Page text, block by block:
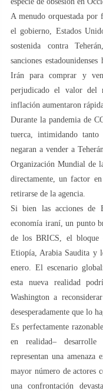
A menudo orquestada por
el gobierno, Estados
sostenida contra
sanciones
Irán para comprar y
perjudicado el valor
inflación aumentaron
Durante la pandemia de
tuerca, intimidando tanto
negaran a vender a
Organización Mundial de
directamente, un factor
retirarse de la agencia.
Si bien las acciones de
economía iraní, un punto
de los BRICS, el bloque
Etiopía, Arabia Saudita y
enero. El escenario
esta nueva realidad
Washington a
desesperadamente que lo
Es perfectamente
en realidad– desarrolle
representan una
mayor número de actores
una confrontación